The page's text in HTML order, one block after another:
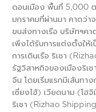
ดอนเมือง พื้นที่ 5,000 ต
มกราคมที่ผ่านมา คาดว่า
ขนส่งทางเรือ บริษัทฯคา
เพิ่งได้รับการแต่งตั้งให้เ
การเดินเรือ ริเชา
รัฐวิสาหกิจของเมืองริเ
จีน โดยเริ่มแรกมีเส้นทาง
เซี่ยงไฮ้) เวียดนาม (โฮ
ริเชา (Rizhao